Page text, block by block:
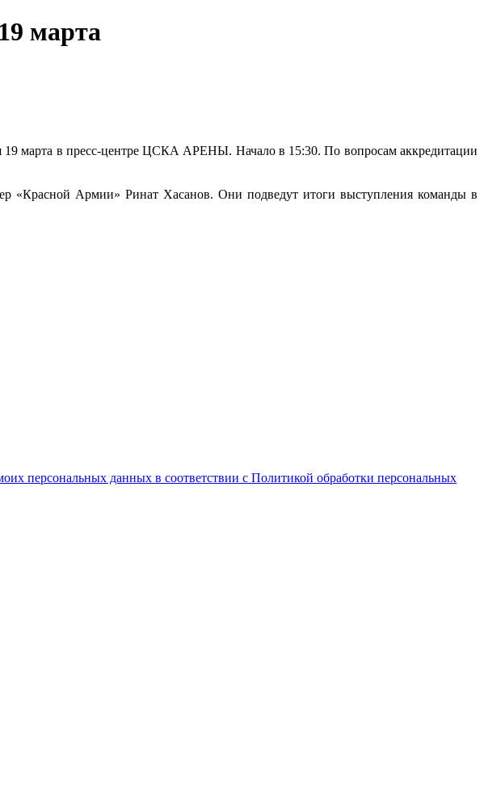
марта
марта в пресс-центре ЦСКА АРЕНЫ. Начало в 15:30. По вопросам аккредитации
«Красной Армии» Ринат Хасанов. Они подведут итоги выступления команды в
персональных данных в соответствии с Политикой обработки персональных